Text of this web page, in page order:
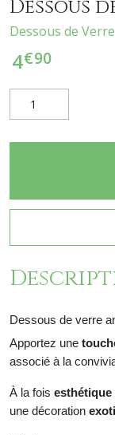
Dessous
Dessous de Verre
4€90
Dessous de verre
Apportez une
associé à la
À la fois esthétique
une décoration